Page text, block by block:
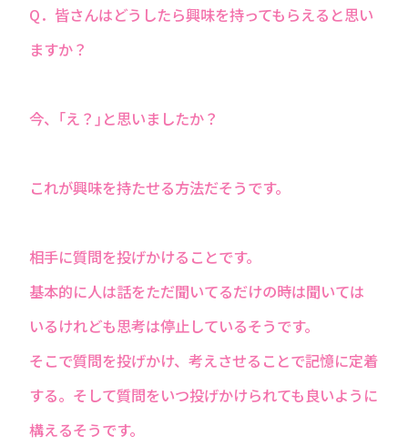
Q．皆さんはどうしたら興味を持ってもらえると思い
ますか？
今、｢え？｣と思いましたか？
これが興味を持たせる方法だそうです。
相手に質問を投げかけることです。
基本的に人は話をただ聞いてるだけの時は聞いては
いるけれども思考は停止しているそうです。
そこで質問を投げかけ、考えさせることで記憶に定着
する。そして質問をいつ投げかけられても良いように
構えるそうです。